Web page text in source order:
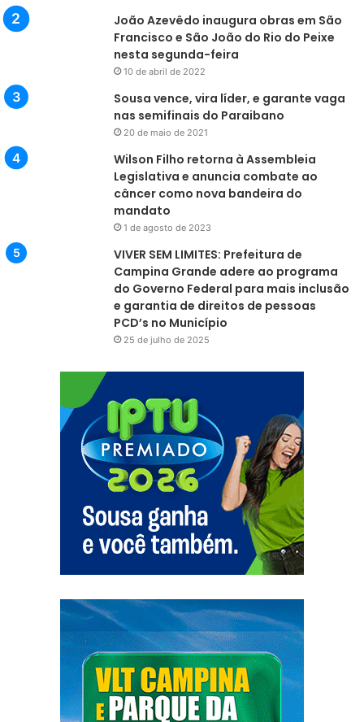
João Azevêdo inaugura obras em São
Francisco e São João do Rio do Peixe
nesta segunda-feira
10 de abril de 2022
Sousa vence, vira líder, e garante vaga
nas semifinais do Paraibano
20 de maio de 2021
Wilson Filho retorna à Assembleia
Legislativa e anuncia combate ao
câncer como nova bandeira do
mandato
1 de agosto de 2023
VIVER SEM LIMITES: Prefeitura de
Campina Grande adere ao programa
do Governo Federal para mais inclusão
e garantia de direitos de pessoas
PCD’s no Município
25 de julho de 2025